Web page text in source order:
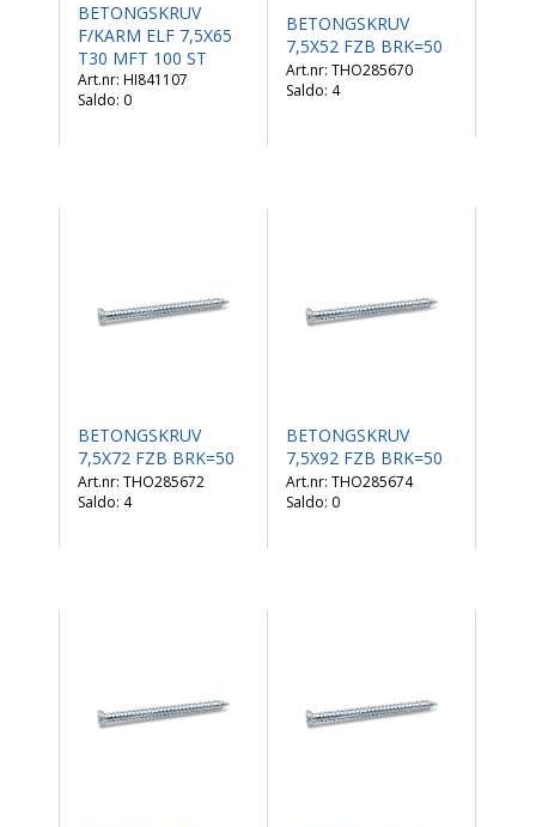
BETONGSKRUV
F/KARM ELF 7,5X65
T30 MFT 100 ST
HI841107
Saldo: 0
BETONGSKRUV
7,5X52 FZB BRK=50
THO285670
Saldo: 4
BETONGSKRUV
7,5X72 FZB BRK=50
THO285672
Saldo: 4
BETONGSKRUV
7,5X92 FZB BRK=50
THO285674
Saldo: 0